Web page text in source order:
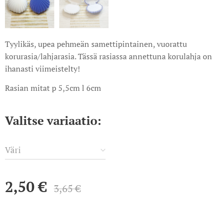
Tyylikäs, upea pehmeän samettipintainen, vuorattu
korurasia/lahjarasia. Tässä rasiassa annettuna korulahja on
ihanasti viimeistelty!
Rasian mitat p 5,5cm l 6cm
Valitse variaatio:
Väri
2,50€ 3,65€